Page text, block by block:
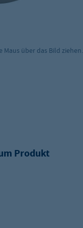
Maus über das Bild ziehen.
Produkt